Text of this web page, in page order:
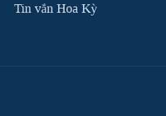
Tin vắn Hoa Kỳ